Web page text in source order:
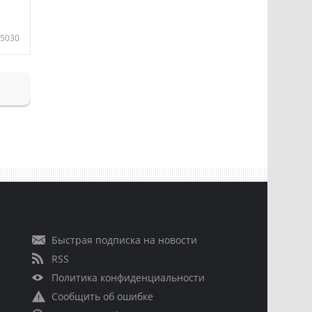
5030
Быстрая подписка на новости
RSS
Политика конфиденциальности
Сообщить об ошибке